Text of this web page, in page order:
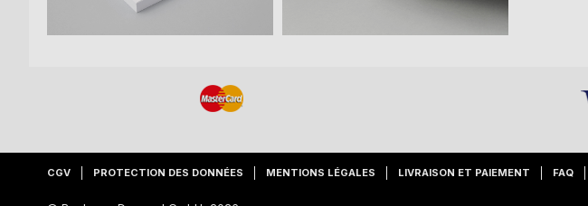
CGV PROTECTION DES DONNÉES MENTIONS LÉGALES LIVRAISON ET PAIEMENT FAQ